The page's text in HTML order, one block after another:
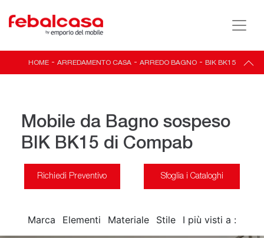
HOME - ARREDAMENTO CASA - ARREDO BAGNO - BIK BK15
Mobile da Bagno sospeso
BIK BK15 di Compab
Richiedi Preventivo Sfoglia i Cataloghi
Marca Elementi Materiale Stile I più visti a :